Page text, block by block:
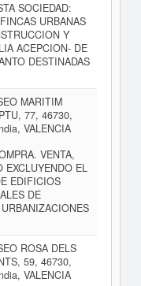
SOCIEDAD:
URBANAS
Y
ACEPCION- DE
DESTINADAS
MARITIM
77, 46730,
VALENCIA
VENTA,
EXCLUYENDO EL
EDIFICIOS
DE
ROSA DELS
59, 46730,
VALENCIA